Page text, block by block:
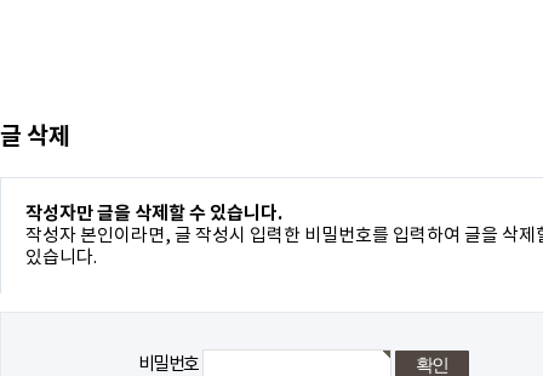
글 삭제
작성자만 글을 삭제할 수 있습니다.
작성자 본인이라면, 글 작성시 입력한 비밀번호를 입력하여 글을 삭제
있습니다.
비밀번호